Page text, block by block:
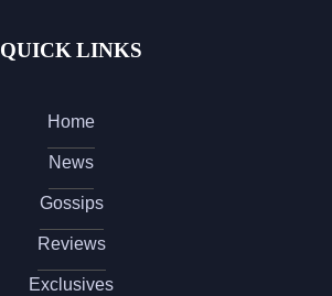
QUICK LINKS
Home
News
Gossips
Reviews
Exclusives